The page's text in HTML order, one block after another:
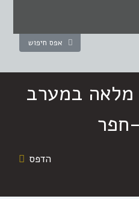
אפס חיפוש
מלאה במערב
חפר
הדפס